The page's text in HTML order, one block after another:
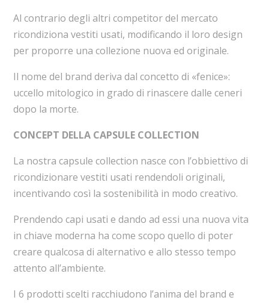
Al contrario degli altri competitor del mercato
ricondiziona vestiti usati, modificando il loro design
per proporre una collezione nuova ed originale.
Il nome del brand deriva dal concetto di «fenice»:
uccello mitologico in grado di rinascere dalle ceneri
dopo la morte.
CONCEPT DELLA CAPSULE COLLECTION
La nostra capsule collection nasce con l’obbiettivo di
ricondizionare vestiti usati rendendoli originali,
incentivando così la sostenibilità in modo creativo.
Prendendo capi usati e dando ad essi una nuova vita
in chiave moderna ha come scopo quello di poter
creare qualcosa di alternativo e allo stesso tempo
attento all’ambiente.
I 6 prodotti scelti racchiudono l’anima del brand e